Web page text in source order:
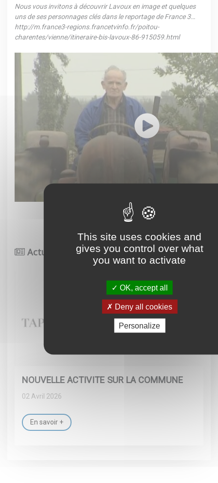
Nous vous invitons à découvrir Lavoux en image et quelques
uns de ses personnages clés dans le reportage de France 3…
http://m.france3-regions.francetvinfo.fr/poitou-
charentes/vienne/itineraire-bis-lavoux-86-915059.html
Actualité
NOUVELLE ACTIVITE SUR LA COMMUNE
02 Avril 2026
En savoir +
This site uses cookies and
gives you control over what
you want to activate
OK, accept all
Deny all cookies
Personalize